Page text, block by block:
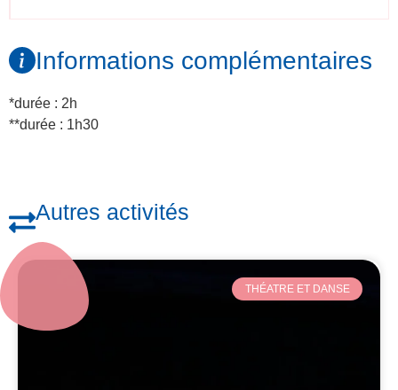
Informations complémentaires
*durée : 2h
**durée : 1h30
Autres activités
THÉATRE ET DANSE